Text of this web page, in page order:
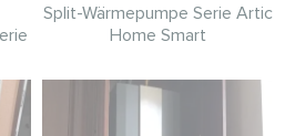
Split-Wärmepumpe Serie Artic
Home Smart